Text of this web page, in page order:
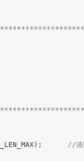
//清